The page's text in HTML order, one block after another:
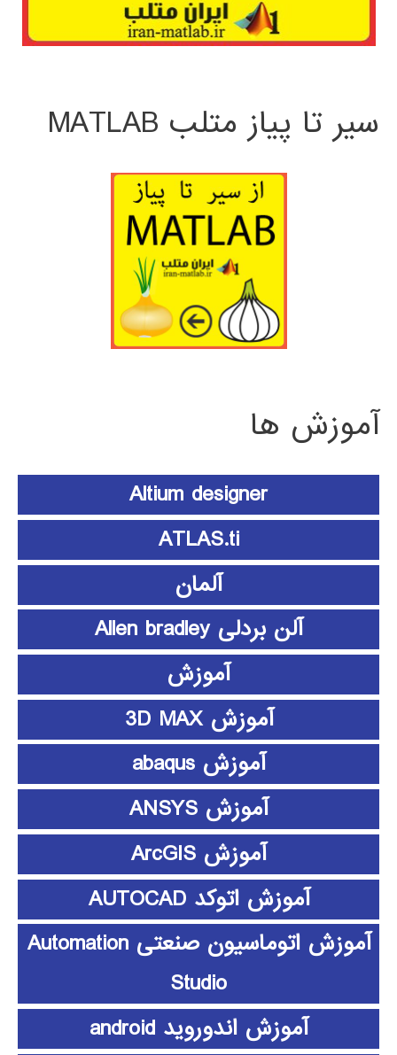
سیر تا پیاز متلب MATLAB
آموزش ها
Altium designer
ATLAS.ti
آلمان
آلن بردلی Allen bradley
آموزش
آموزش 3D MAX
آموزش abaqus
آموزش ANSYS
آموزش ArcGIS
آموزش اتوکد AUTOCAD
آموزش اتوماسیون صنعتی Automation
Studio
آموزش اندوروید android